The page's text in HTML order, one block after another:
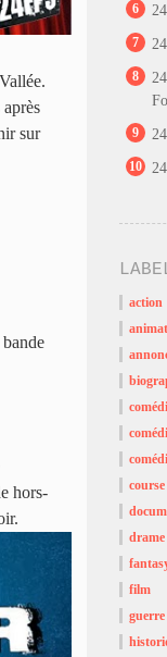
sur
hors-
6
7
8
9
10
action
course
drame
film
guerre